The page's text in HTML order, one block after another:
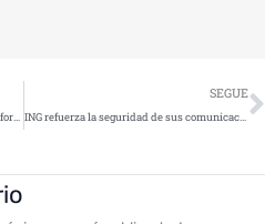
Stoïk levanta 20M€ en una serie C para reforzar su liderazgo europeo en ciberriesgo
SEGUE
ING refuerza la seguridad de sus comunicaciones con la tecnología RCS